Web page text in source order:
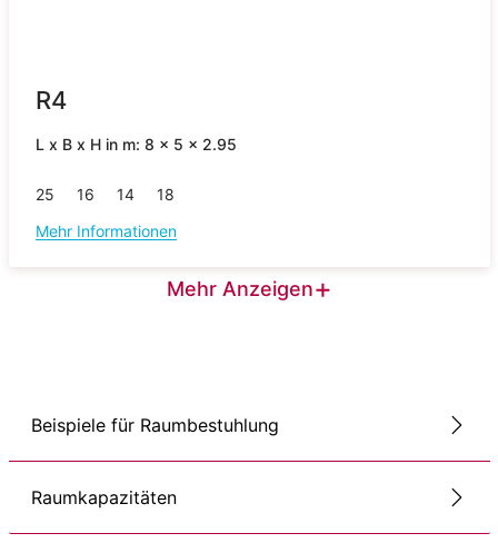
R4
L x B x H in m: 8 x 5 x 2.95
25 16 14
18
Mehr Informationen
Mehr Anzeigen+
Beispiele für Raumbestuhlung
Raumkapazitäten